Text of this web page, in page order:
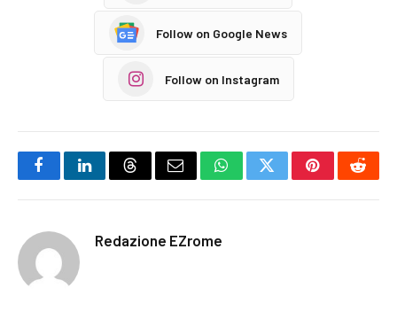
Follow on Google News
Follow on Instagram
FacebookLinkedInThreadsEmail WhatsAppTwitterPinterest
Redazione EZrome